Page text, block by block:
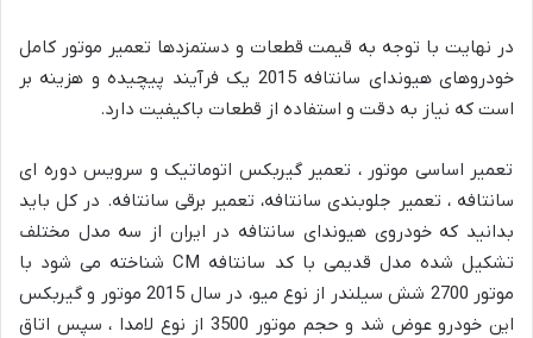
در نهایت با توجه به قیمت قطعات و دستمزدها تعمیر موتور کامل
خودروهای هیوندای سانتافه 2015 یک فرآیند پیچیده و هزینه بر
است که نیاز به دقت و استفاده از قطعات باکیفیت دارد.
تعمیر اساسی موتور ، تعمیر گیربکس اتوماتیک و سرویس دوره ای
سانتافه ، تعمیر جلوبندی سانتافه، تعمیر برقی سانتافه. در کل باید
بدانید که خودروی هیوندای سانتافه در ایران از سه مدل مختلف
تشکیل شده مدل قدیمی با کد سانتافه CM شناخته می شود با
موتور 2700 شش سیلندر از نوع میو، در سال 2015 موتور و گیربکس
این خودرو عوض شد و حجم موتور 3500 از نوع لامدا ، سپس اتاق